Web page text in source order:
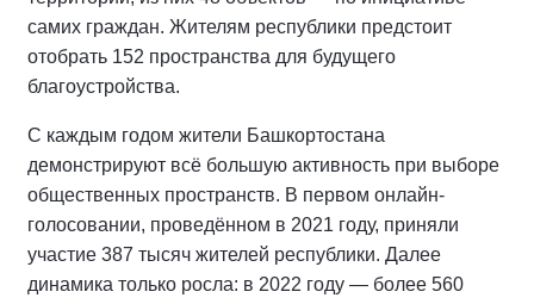
самих граждан. Жителям республики предстоит
отобрать 152 пространства для будущего
благоустройства.
С каждым годом жители Башкортостана
демонстрируют всё большую активность при выборе
общественных пространств. В первом онлайн-
голосовании, проведённом в 2021 году, приняли
участие 387 тысяч жителей республики. Далее
динамика только росла: в 2022 году — более 560